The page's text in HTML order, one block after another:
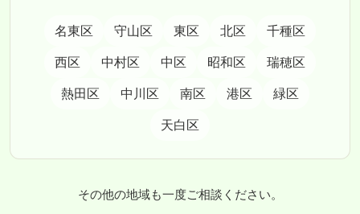
名東区 守山区 東区 北区 千種区
西区 中村区 中区 昭和区 瑞穂区
熱田区 中川区 南区 港区 緑区
天白区
その他の地域も一度ご相談ください。